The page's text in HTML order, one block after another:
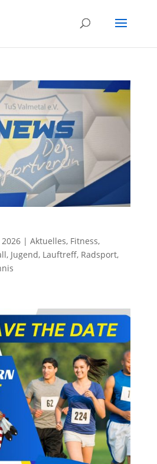
| Aktuelles, Fitness,
, Jugend, Lauftreff, Radsport,